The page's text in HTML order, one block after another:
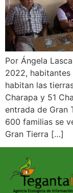
Por Ángela
2022, habitantes
habitan las
Charapa y 51
entrada de Gran
600 familias se
Gran Tierra […]